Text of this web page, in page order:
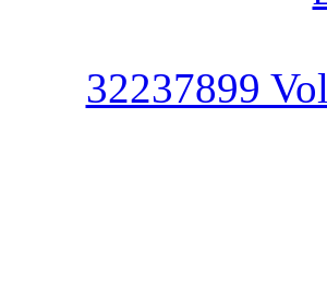
32237899